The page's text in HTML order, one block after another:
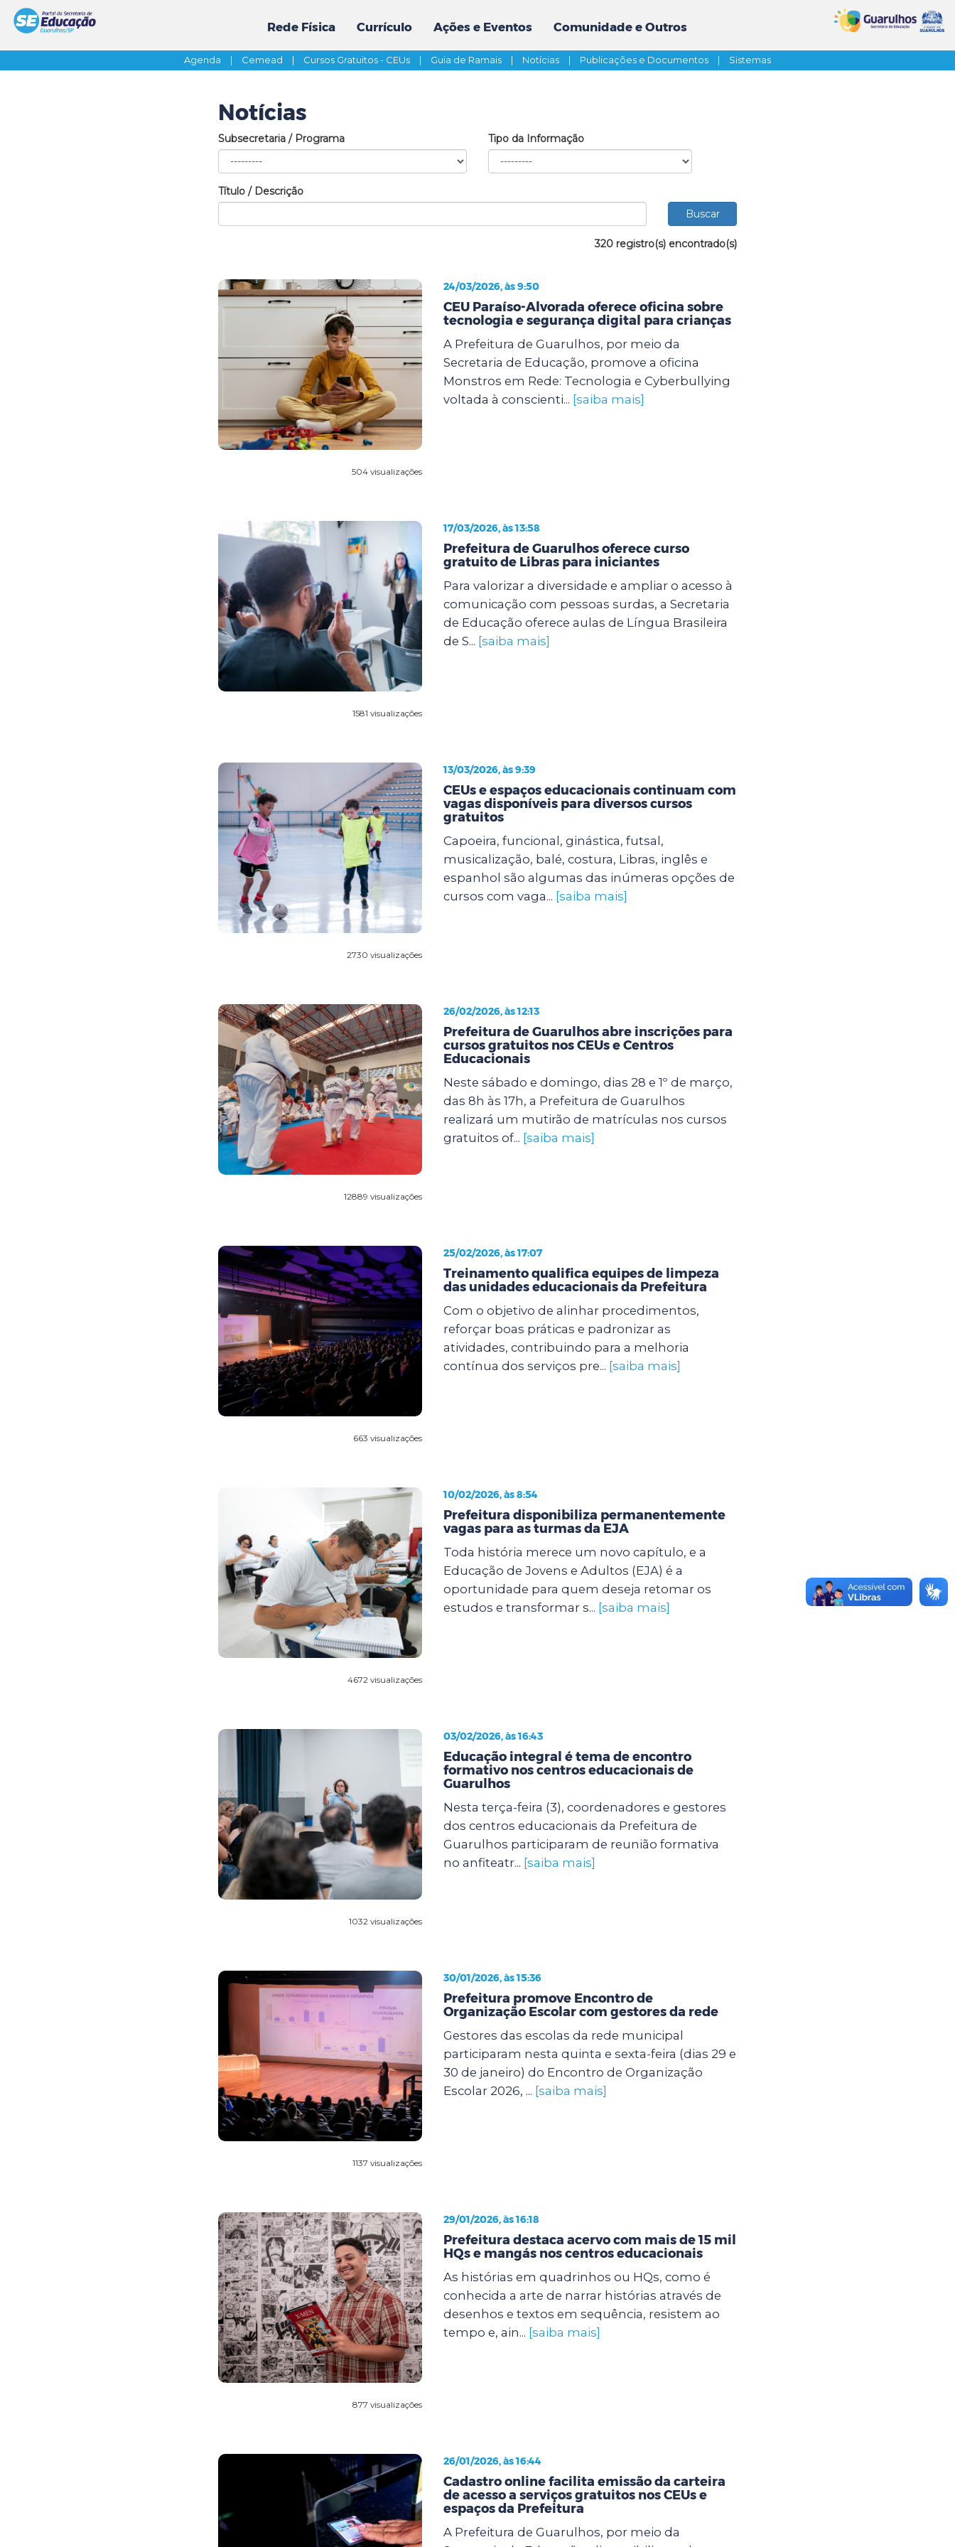
Rede Física Currículo Ações e Eventos Comunidade e Outros
Agenda | Cemead | Cursos Gratuitos - CEUs | Guia de Ramais | Notícias | Publicações e Documentos | Sistemas
Notícias
Subsecretaria / Programa Tipo da Informação
Título / Descrição
320 registro(s) encontrado(s)
504 visualizações
24/03/2026, às 9:50
CEU Paraíso-Alvorada oferece oficina sobre
tecnologia e segurança digital para crianças
A Prefeitura de Guarulhos, por meio da
Secretaria de Educação, promove a oficina
Monstros em Rede: Tecnologia e Cyberbullying
voltada à conscienti... [saiba mais]
1581 visualizações
17/03/2026, às 13:58
Prefeitura de Guarulhos oferece curso
gratuito de Libras para iniciantes
Para valorizar a diversidade e ampliar o acesso à
comunicação com pessoas surdas, a Secretaria
de Educação oferece aulas de Língua Brasileira
de S... [saiba mais]
2730 visualizações
13/03/2026, às 9:39
CEUs e espaços educacionais continuam com
vagas disponíveis para diversos cursos
gratuitos
Capoeira, funcional, ginástica, futsal,
musicalização, balé, costura, Libras, inglês e
espanhol são algumas das inúmeras opções de
cursos com vaga... [saiba mais]
12889 visualizações
26/02/2026, às 12:13
Prefeitura de Guarulhos abre inscrições para
cursos gratuitos nos CEUs e Centros
Educacionais
Neste sábado e domingo, dias 28 e 1º de março,
das 8h às 17h, a Prefeitura de Guarulhos
realizará um mutirão de matrículas nos cursos
gratuitos of... [saiba mais]
663 visualizações
25/02/2026, às 17:07
Treinamento qualifica equipes de limpeza
das unidades educacionais da Prefeitura
Com o objetivo de alinhar procedimentos,
reforçar boas práticas e padronizar as
atividades, contribuindo para a melhoria
contínua dos serviços pre... [saiba mais]
4672 visualizações
10/02/2026, às 8:54
Prefeitura disponibiliza permanentemente
vagas para as turmas da EJA
Toda história merece um novo capítulo, e a
Educação de Jovens e Adultos (EJA) é a
oportunidade para quem deseja retomar os
estudos e transformar s... [saiba mais]
1032 visualizações
03/02/2026, às 16:43
Educação integral é tema de encontro
formativo nos centros educacionais de
Guarulhos
Nesta terça-feira (3), coordenadores e gestores
dos centros educacionais da Prefeitura de
Guarulhos participaram de reunião formativa
no anfiteatr... [saiba mais]
1137 visualizações
30/01/2026, às 15:36
Prefeitura promove Encontro de
Organização Escolar com gestores da rede
Gestores das escolas da rede municipal
participaram nesta quinta e sexta-feira (dias 29 e
30 de janeiro) do Encontro de Organização
Escolar 2026, ... [saiba mais]
877 visualizações
29/01/2026, às 16:18
Prefeitura destaca acervo com mais de 15 mil
HQs e mangás nos centros educacionais
As histórias em quadrinhos ou HQs, como é
conhecida a arte de narrar histórias através de
desenhos e textos em sequência, resistem ao
tempo e, ain... [saiba mais]
26/01/2026, às 16:44
Cadastro online facilita emissão da carteira
de acesso a serviços gratuitos nos CEUs e
espaços da Prefeitura
A Prefeitura de Guarulhos, por meio da